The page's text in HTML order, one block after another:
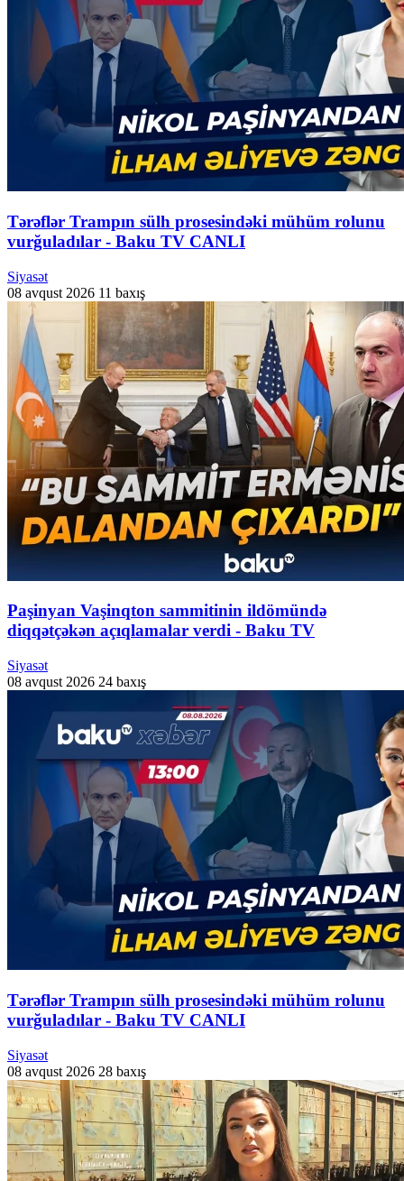
Tərəflər Trampın sülh prosesindəki mühüm rolunu
vurğuladılar - Baku TV CANLI
Siyasət
08 avqust 2026 11 baxış
Paşinyan Vaşinqton sammitinin ildömündə
diqqətçəkən açıqlamalar verdi - Baku TV
Siyasət
08 avqust 2026 24 baxış
Tərəflər Trampın sülh prosesindəki mühüm rolunu
vurğuladılar - Baku TV CANLI
Siyasət
08 avqust 2026 28 baxış